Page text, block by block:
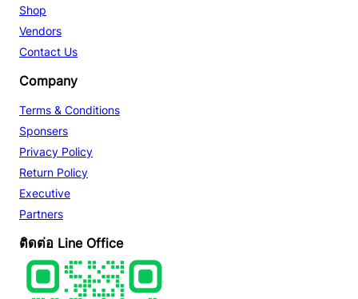
Shop
Vendors
Contact Us
Company
Terms & Conditions
Sponsers
Privacy Policy
Return Policy
Executive
Partners
ติดต่อ Line Office